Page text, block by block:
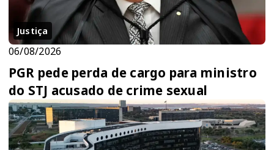
Justiça
06/08/2026
PGR pede perda de cargo para ministro
do STJ acusado de crime sexual